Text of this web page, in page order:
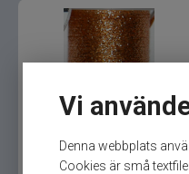
Vi
Denna webbplats
Cookies är små
Copper